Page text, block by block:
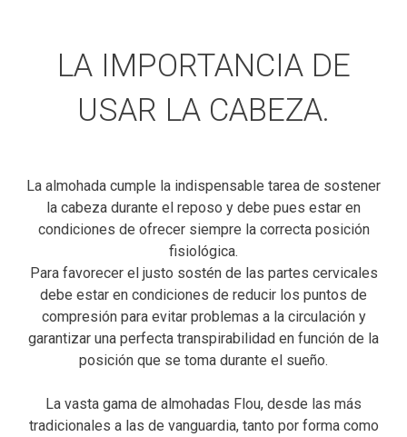
LA IMPORTANCIA DE
USAR LA CABEZA.
La almohada cumple la indispensable tarea de sostener
la cabeza durante el reposo y debe pues estar en
condiciones de ofrecer siempre la correcta posición
fisiológica.
Para favorecer el justo sostén de las partes cervicales
debe estar en condiciones de reducir los puntos de
compresión para evitar problemas a la circulación y
garantizar una perfecta transpirabilidad en función de la
posición que se toma durante el sueño.
La vasta gama de almohadas Flou, desde las más
tradicionales a las de vanguardia, tanto por forma como